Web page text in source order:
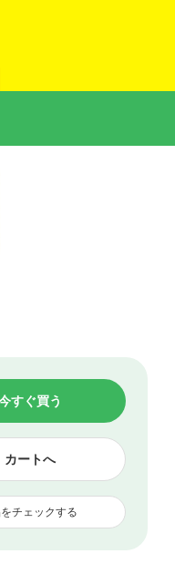
カートへ
すぐ買う
チェックする